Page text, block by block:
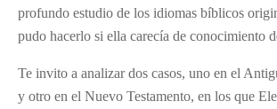
profundo estudio de los idiomas bíblicos
pudo hacerlo si ella carecía de conocimiento
Te invito a analizar dos casos, uno en el
y otro en el Nuevo Testamento, en los que